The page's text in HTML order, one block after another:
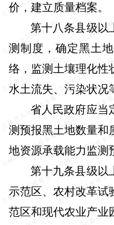
价，建立质量档案。
第十八条县级以
测制度，确定黑土
络，监测土壤理化性
水土流失、污染状况
省人民政府应当
测预报黑土地数量和
地资源承载能力监测
第十九条县级以
示范区、农村改革试
范区和现代农业产业